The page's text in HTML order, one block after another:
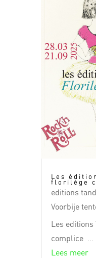
Les
florilège
editions
Voorbije
Les
complice ...
Lees meer